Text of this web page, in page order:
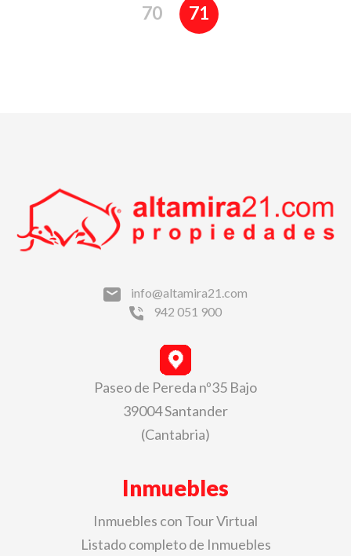
70
71
info@altamira21.com
942 051 900
Paseo de Pereda nº35 Bajo
39004 Santander
(Cantabria)
Inmuebles
Inmuebles con Tour Virtual
Listado completo de Inmuebles